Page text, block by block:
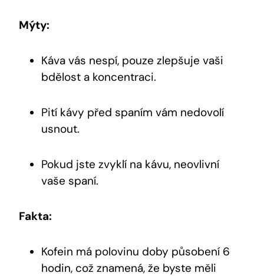
Mýty:
Káva vás nespí, pouze zlepšuje vaši
bdělost a koncentraci.
Pití kávy před spaním vám nedovolí
usnout.
Pokud jste zvyklí na kávu, neovlivní
vaše spaní.
Fakta:
Kofein má polovinu doby působení 6
hodin, což znamená, že byste měli